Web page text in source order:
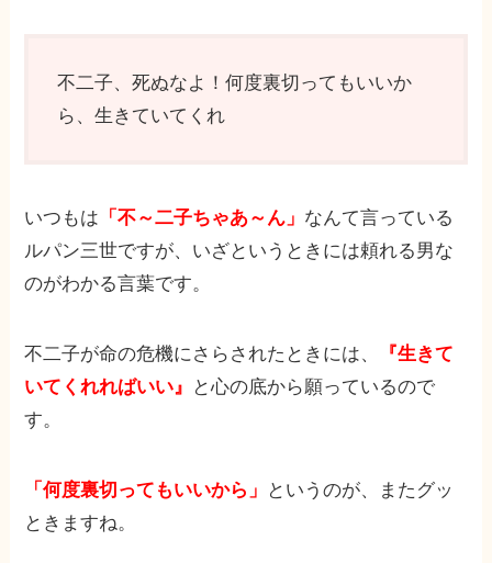
不二子、死ぬなよ！何度裏切ってもいいか
ら、生きていてくれ
いつもは 「不～二子ちゃあ～ん」 なんて言っている
ルパン三世ですが、いざというときには頼れる男な
のがわかる言葉です。
不二子が命の危機にさらされたときには、
『生きて
いてくれればいい』
と心の底から願っているので
す。
「何度裏切ってもいいから」
というのが、またグッ
ときますね。